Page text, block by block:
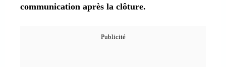
communication après la clôture.